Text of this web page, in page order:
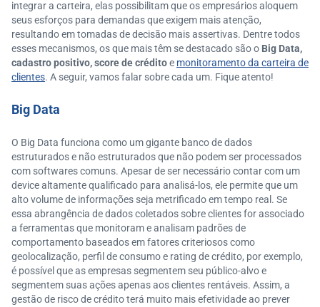
integrar a carteira, elas possibilitam que os empresários aloquem
seus esforços para demandas que exigem mais atenção,
resultando em tomadas de decisão mais assertivas. Dentre todos
esses mecanismos, os que mais têm se destacado são o Big Data,
cadastro positivo, score de créditoe monitoramento da carteira de
clientes. A seguir, vamos falar sobre cada um. Fique atento!
Big Data
O Big Data funciona como um gigante banco de dados
estruturados e não estruturados que não podem ser processados
com softwares comuns. Apesar de ser necessário contar com um
device altamente qualificado para analisá-los, ele permite que um
alto volume de informações seja metrificado em tempo real. Se
essa abrangência de dados coletados sobre clientes for associado
a ferramentas que monitoram e analisam padrões de
comportamento baseados em fatores criteriosos como
geolocalização, perfil de consumo e rating de crédito, por exemplo,
é possível que as empresas segmentem seu público-alvo e
segmentem suas ações apenas aos clientes rentáveis. Assim, a
gestão de risco de crédito terá muito mais efetividade ao prever